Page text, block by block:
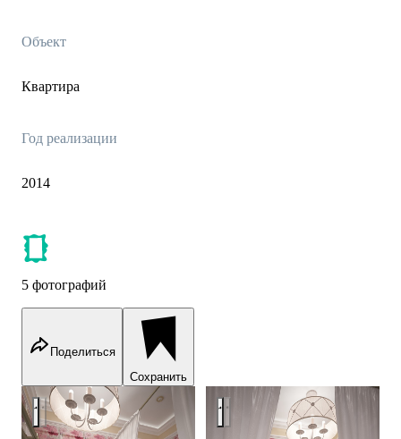
Объект
Квартира
Год реализации
2014
5 фотографий
Поделиться
Сохранить
Provence in bathroom Provence in bathroom